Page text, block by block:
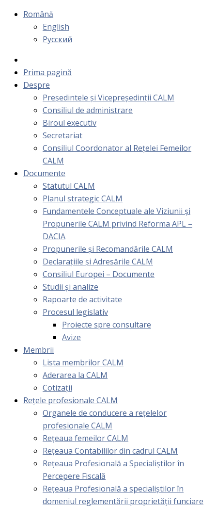
Română
English
Русский
Prima pagină
Despre
Președintele și Vicepreședinții CALM
Consiliul de administrare
Biroul executiv
Secretariat
Consiliul Coordonator al Rețelei Femeilor
CALM
Documente
Statutul CALM
Planul strategic CALM
Fundamentele Conceptuale ale Viziunii și
Propunerile CALM privind Reforma APL –
DACIA
Propunerile și Recomandările CALM
Declarațiile și Adresările CALM
Consiliul Europei – Documente
Studii și analize
Rapoarte de activitate
Procesul legislativ
Proiecte spre consultare
Avize
Membrii
Lista membrilor CALM
Aderarea la CALM
Cotizaţii
Rețele profesionale CALM
Organele de conducere a rețelelor
profesionale CALM
Rețeaua femeilor CALM
Rețeaua Contabililor din cadrul CALM
Rețeaua Profesională a Specialiștilor în
Percepere Fiscală
Reţeaua Profesională a specialiştilor în
domeniul reglementării proprietăţii funciare